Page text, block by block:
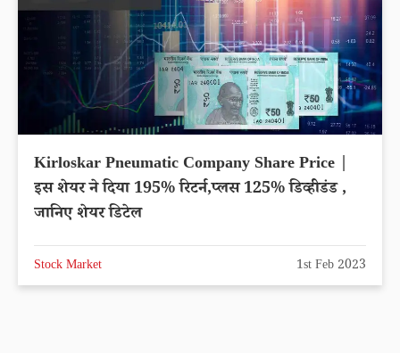
Kirloskar Pneumatic Company Share Price |
इस शेयर ने दिया 195% रिटर्न,प्लस 125% डिव्हीडंड ,
जानिए शेयर डिटेल
Stock Market 1st Feb 2023